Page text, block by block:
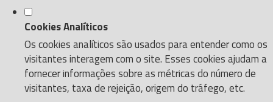
Cookies Analíticos
Os cookies analíticos são usados para entender como os
visitantes interagem com o site. Esses cookies ajudam a
fornecer informações sobre as métricas do número de
visitantes, taxa de rejeição, origem do tráfego, etc.